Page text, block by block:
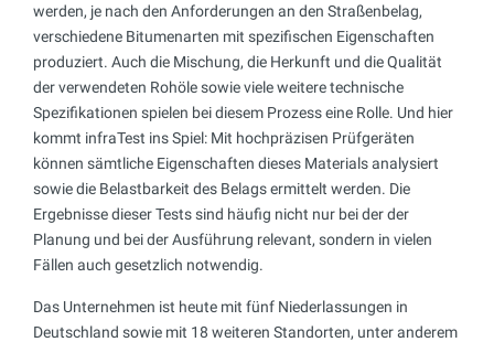
werden, je nach den Anforderungen an den Straßenbelag,
verschiedene Bitumenarten mit spezifischen Eigenschaften
produziert. Auch die Mischung, die Herkunft und die Qualität
der verwendeten Rohöle sowie viele weitere technische
Spezifikationen spielen bei diesem Prozess eine Rolle. Und hier
kommt infraTest ins Spiel: Mit hochpräzisen Prüfgeräten
können sämtliche Eigenschaften dieses Materials analysiert
sowie die Belastbarkeit des Belags ermittelt werden. Die
Ergebnisse dieser Tests sind häufig nicht nur bei der der
Planung und bei der Ausführung relevant, sondern in vielen
Fällen auch gesetzlich notwendig.
Das Unternehmen ist heute mit fünf Niederlassungen in
Deutschland sowie mit 18 weiteren Standorten, unter anderem